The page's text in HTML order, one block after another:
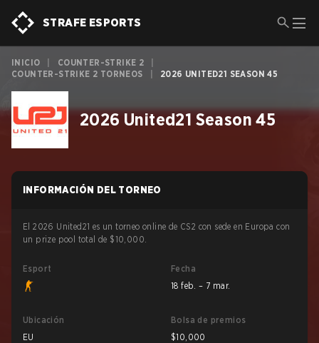
STRAFE ESPORTS
INICIO COUNTER-STRIKE 2
COUNTER-STRIKE 2 TORNEOS
2026 UNITED21 SEASON 45
2026 United21 Season 45
INFORMACIÓN DEL TORNEO
El 2026 United21 es un torneo online de CS2 con sede en Europa con
un prize pool total de $10,000.
Esport
Fecha
18 feb. – 7 mar.
Ubicación
EU
Bolsa de premios
$10,000